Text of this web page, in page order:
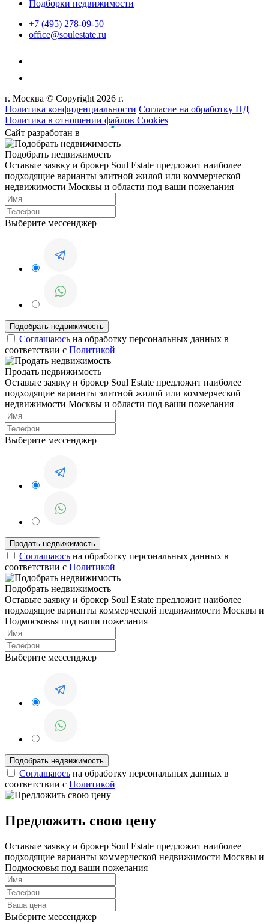
Подборки недвижимости
+7 (495) 278-09-50
office@soulestate.ru
г. Москва © Copyright 2026 г.
Политика конфиденциальности Согласие на обработку ПД
Политика в отношении файлов Cookies
Сайт разработан в
Подобрать недвижимость
Оставьте заявку и брокер Soul Estate предложит наиболее
подходящие варианты элитной жилой или коммерческой
недвижимости Москвы и области под ваши пожелания
Выберите мессенджер
Соглашаюсь на обработку персональных данных в
соответствии с Политикой
Продать недвижимость
Оставьте заявку и брокер Soul Estate предложит наиболее
подходящие варианты элитной жилой или коммерческой
недвижимости Москвы и области под ваши пожелания
Выберите мессенджер
Соглашаюсь на обработку персональных данных в
соответствии с Политикой
Подобрать недвижимость
Оставьте заявку и брокер Soul Estate предложит наиболее
подходящие варианты коммерческой недвижимости Москвы и
Подмосковья под ваши пожелания
Выберите мессенджер
Соглашаюсь на обработку персональных данных в
соответствии с Политикой
Предложить свою цену
Оставьте заявку и брокер Soul Estate предложит наиболее
подходящие варианты коммерческой недвижимости Москвы и
Подмосковья под ваши пожелания
Выберите мессенджер